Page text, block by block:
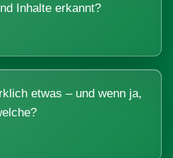
Inhalte erkannt?
etwas – und wenn ja,